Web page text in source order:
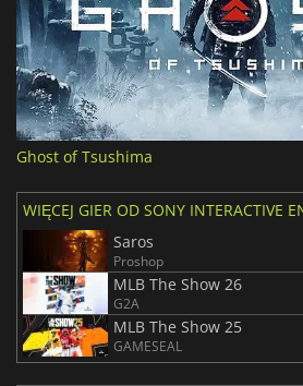
Ghost of Tsushima
WIĘCEJ GIER OD SONY INTERACTIVE
Saros
Proshop
MLB The Show 26
G2A
MLB The Show 25
GAMESEAL